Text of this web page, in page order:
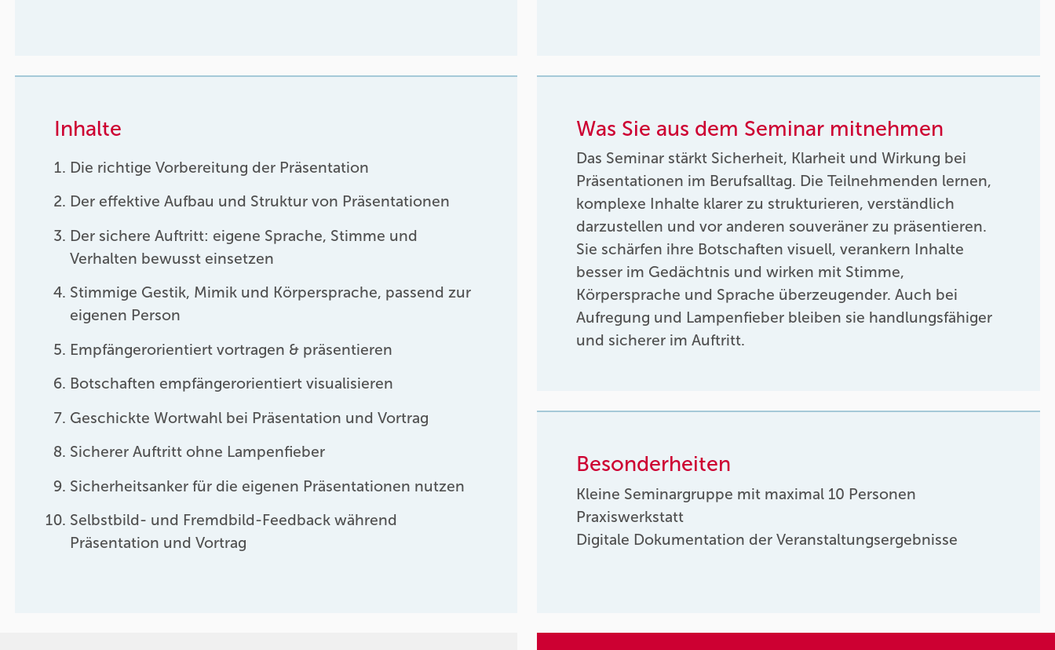
Inhalte
Die richtige Vorbereitung der Präsentation
Der effektive Aufbau und Struktur von Präsentationen
Der sichere Auftritt: eigene Sprache, Stimme und
Verhalten bewusst einsetzen
Stimmige Gestik, Mimik und Körpersprache, passend zur
eigenen Person
Empfängerorientiert vortragen & präsentieren
Botschaften empfängerorientiert visualisieren
Geschickte Wortwahl bei Präsentation und Vortrag
Sicherer Auftritt ohne Lampenfieber
Sicherheitsanker für die eigenen Präsentationen nutzen
Selbstbild- und Fremdbild-Feedback während
Präsentation und Vortrag
Was Sie aus dem Seminar mitnehmen
Das Seminar stärkt Sicherheit, Klarheit und Wirkung bei
Präsentationen im Berufsalltag. Die Teilnehmenden lernen,
komplexe Inhalte klarer zu strukturieren, verständlich
darzustellen und vor anderen souveräner zu präsentieren.
Sie schärfen ihre Botschaften visuell, verankern Inhalte
besser im Gedächtnis und wirken mit Stimme,
Körpersprache und Sprache überzeugender. Auch bei
Aufregung und Lampenfieber bleiben sie handlungsfähiger
und sicherer im Auftritt.
Besonderheiten
Kleine Seminargruppe mit maximal 10 Personen
Praxiswerkstatt
Digitale Dokumentation der Veranstaltungsergebnisse